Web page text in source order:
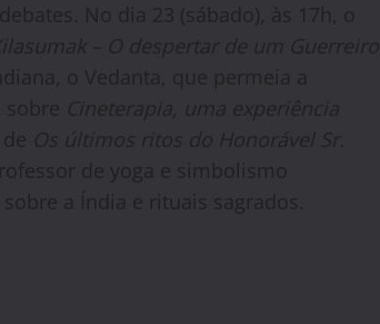
No dia 23 (sábado), às 17h, o
– O despertar de um Guerreiro
o Vedanta, que permeia a
sobre Cineterapia, uma experiência
Os últimos ritos do Honorável Sr.
de yoga e simbolismo
a Índia e rituais sagrados.